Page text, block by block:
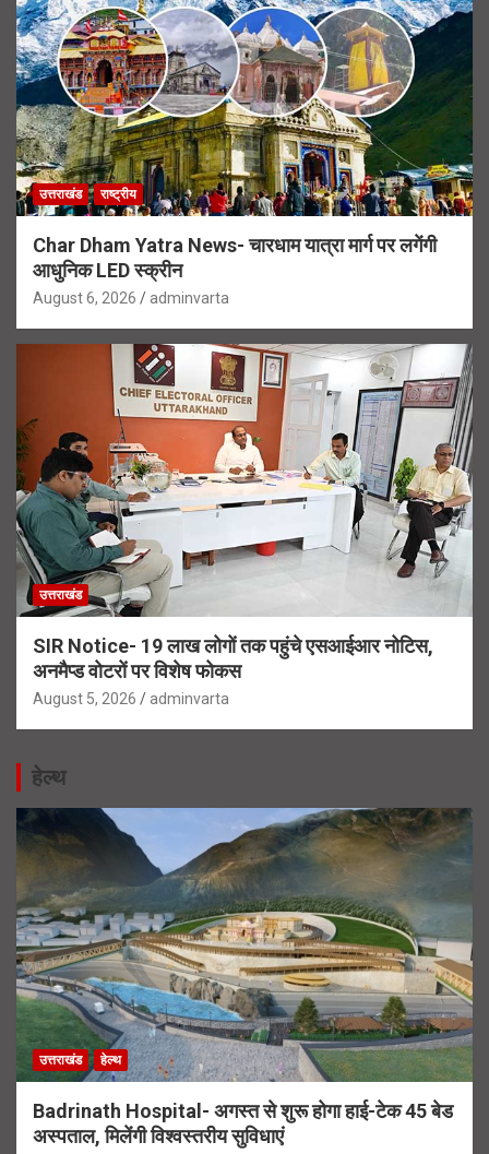
उत्तराखंड राष्ट्रीय
Char Dham Yatra News- चारधाम यात्रा मार्ग पर लगेंगी
आधुनिक LED स्क्रीन
August 6, 2026 adminvarta
उत्तराखंड
SIR Notice- 19 लाख लोगों तक पहुंचे एसआईआर नोटिस,
अनमैप्ड वोटरों पर विशेष फोकस
August 5, 2026 adminvarta
हेल्थ
उत्तराखंड हेल्थ
Badrinath Hospital- अगस्त से शुरू होगा हाई-टेक 45 बेड
अस्पताल, मिलेंगी विश्वस्तरीय सुविधाएं